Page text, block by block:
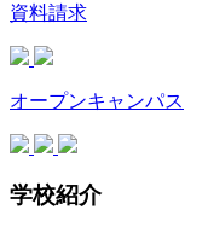
資料請求
オープンキャンパス
学校紹介